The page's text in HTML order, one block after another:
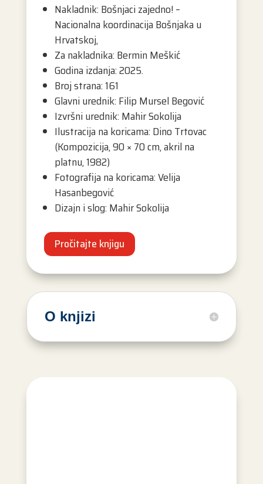
Nakladnik: Bošnjaci zajedno! –
Nacionalna koordinacija Bošnjaka u
Hrvatskoj,
Za nakladnika: Bermin Meškić
Godina izdanja: 2025.
Broj strana: 161
Glavni urednik: Filip Mursel Begović
Izvršni urednik: Mahir Sokolija
Ilustracija na koricama: Dino Trtovac
(Kompozicija, 90 × 70 cm, akril na
platnu, 1982)
Fotografija na koricama: Velija
Hasanbegović
Dizajn i slog: Mahir Sokolija
Pročitajte knjigu
O knjizi